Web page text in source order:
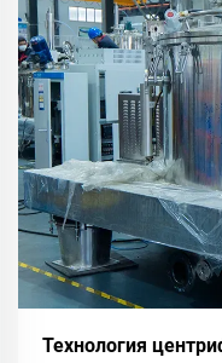
Технология